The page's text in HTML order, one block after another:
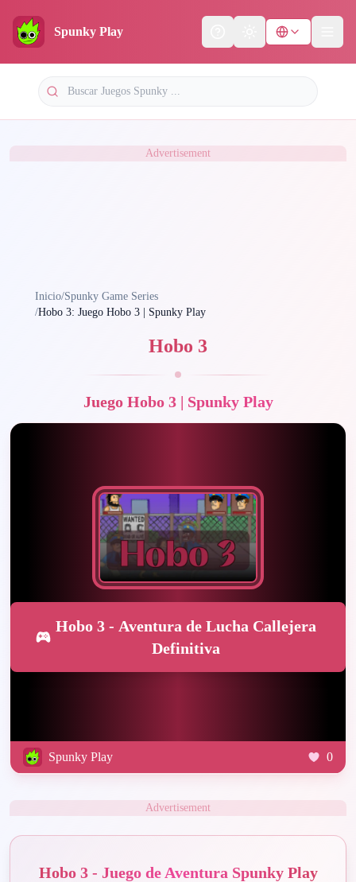
Spunky Play Theme
Advertisement
Inicio/Spunky Game Series
/Hobo 3: Juego Hobo 3 | Spunky Play
Hobo 3
Juego Hobo 3 | Spunky Play
Hobo 3 - Aventura de Lucha Callejera
Definitiva
Spunky Play 0
Advertisement
Hobo 3 - Juego de Aventura Spunky Play